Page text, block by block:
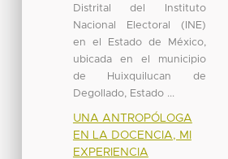
Distrital del Instituto
Nacional Electoral (INE)
en el Estado de México,
ubicada en el municipio
de Huixquilucan de
Degollado, Estado ...
UNA ANTROPÓLOGA
EN LA DOCENCIA, MI
EXPERIENCIA